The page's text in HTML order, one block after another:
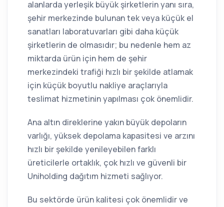
alanlarda yerleşik büyük şirketlerin yanı sıra,
şehir merkezinde bulunan tek veya küçük el
sanatları laboratuvarları gibi daha küçük
şirketlerin de olmasıdır; bu nedenle hem az
miktarda ürün için hem de şehir
merkezindeki trafiği hızlı bir şekilde atlamak
için küçük boyutlu nakliye araçlarıyla
teslimat hizmetinin yapılması çok önemlidir.
Ana altın direklerine yakın büyük depoların
varlığı, yüksek depolama kapasitesi ve arzını
hızlı bir şekilde yenileyebilen farklı
üreticilerle ortaklık, çok hızlı ve güvenli bir
Uniholding dağıtım hizmeti sağlıyor.
Bu sektörde ürün kalitesi çok önemlidir ve